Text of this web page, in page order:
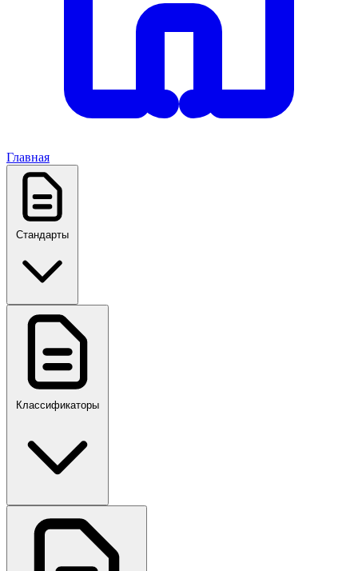
Главная
Стандарты
ГОСТ, ГОСТ Р, ПНСТ
ПР,Р,ПМГ,РМГ
Классификаторы